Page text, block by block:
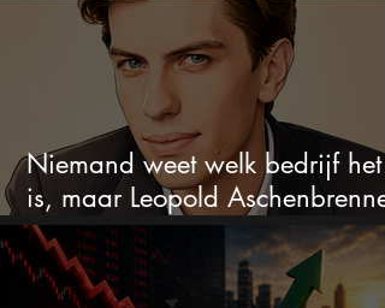
Niemand weet welk bedrijf het
is, maar Leopold Aschenbrenner
zet er nu $500 miljoen op